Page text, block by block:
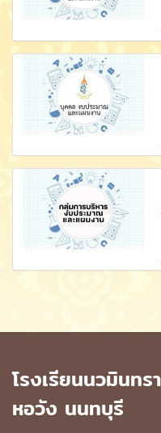
โรงเรียนนวมินท
หอวัง นนทบุรี